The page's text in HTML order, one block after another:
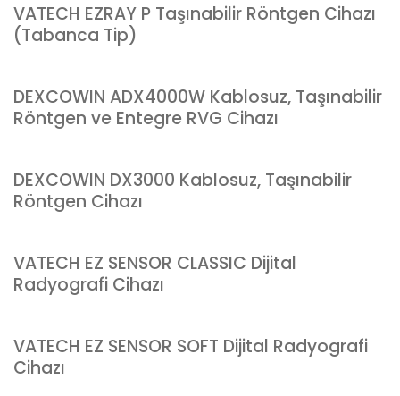
VATECH EZRAY P Taşınabilir Röntgen Cihazı
(Tabanca Tip)
DEXCOWIN ADX4000W Kablosuz, Taşınabilir
Röntgen ve Entegre RVG Cihazı
DEXCOWIN DX3000 Kablosuz, Taşınabilir
Röntgen Cihazı
VATECH EZ SENSOR CLASSIC Dijital
Radyografi Cihazı
VATECH EZ SENSOR SOFT Dijital Radyografi
Cihazı